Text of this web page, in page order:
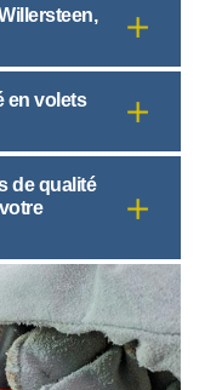
en volets
de qualité